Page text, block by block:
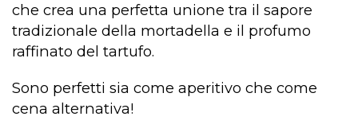
che crea una perfetta unione tra il sapore
tradizionale della mortadella e il profumo
raffinato del tartufo.
Sono perfetti sia come aperitivo che come
cena alternativa!